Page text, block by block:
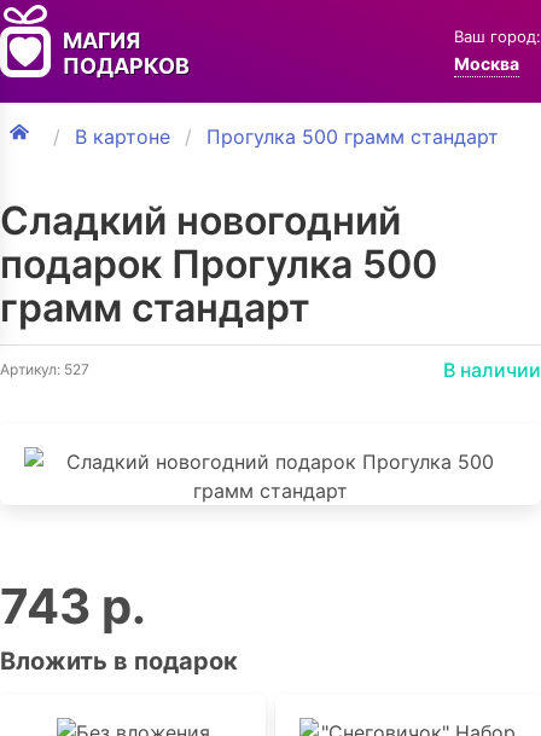
МАГИЯ
ПОДАРКОВ
Ваш город:
Москва
В картоне Прогулка 500 грамм стандарт
Сладкий новогодний
подарок Прогулка 500
грамм стандарт
Артикул: 527 В наличии
743 р.
Вложить в подарок